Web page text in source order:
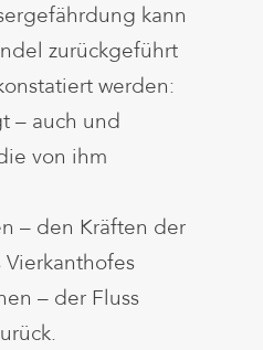
kann
zurückgeführt
werden:
– auch und
von ihm
– den Kräften der
– der Fluss